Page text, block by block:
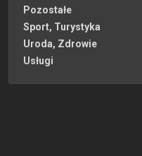
Pozostałe
Sport, Turystyka
Uroda, Zdrowie
Usługi